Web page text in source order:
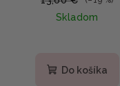
Skladom
Do košíka